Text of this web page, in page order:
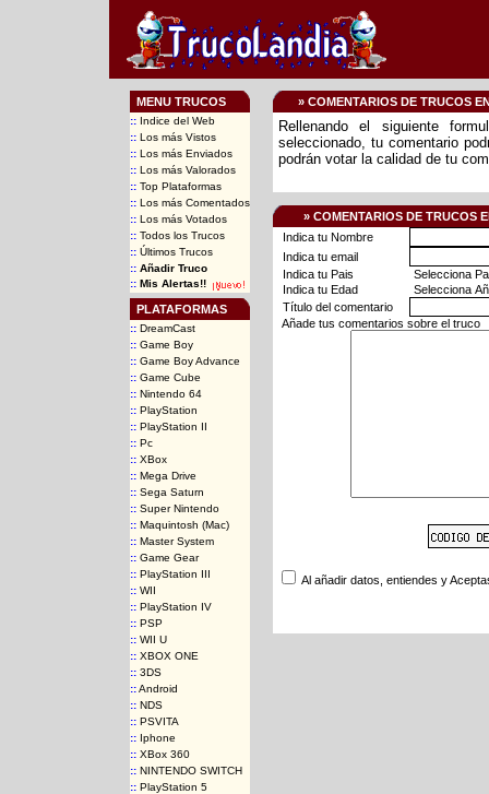
MENU TRUCOS
::Indice del Web
::Los más Vistos
::Los más Enviados
::Los más Valorados
::Top Plataformas
::Los más Comentados
::Los más Votados
::Todos los Trucos
::Últimos Trucos
:: Añadir Truco
:: Mis Alertas!!
PLATAFORMAS
::DreamCast
::Game Boy
::Game Boy Advance
::Game Cube
::Nintendo 64
::PlayStation
::PlayStation II
::Pc
::XBox
::Mega Drive
::Sega Saturn
::Super Nintendo
::Maquintosh (Mac)
::Master System
::Game Gear
::PlayStation III
::WII
::PlayStation IV
::PSP
::WII U
::XBOX ONE
::3DS
::Android
::NDS
::PSVITA
::Iphone
::XBox 360
::NINTENDO SWITCH
::PlayStation 5
» COMENTARIOS DE TRUCOS
Rellenando el siguiente
seleccionado, tu comentario
podrán votar la calidad de tu
» COMENTARIOS DE TRUCOS
Indica tu Nombre
Indica tu email
Indica tu Pais
Indica tu Edad
Título del comentario
Añade tus comentarios sobre el truco
Al añadir datos, entiendes y